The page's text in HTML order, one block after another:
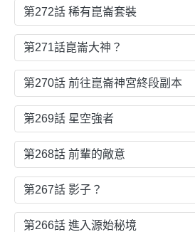
第272話 稀有崑崙套裝
第271話崑崙大神？
第270話 前往崑崙神宮終段副本
第269話 星空強者
第268話 前輩的敵意
第267話 影子？
第266話 進入源始秘境